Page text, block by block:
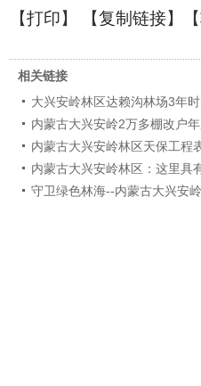
【打印】 【复制链接】【
相关链接
大兴安岭林区达赖沟林场3年
内蒙古大兴安岭2万多棚改户
内蒙古大兴安岭林区天保工程
内蒙古大兴安岭林区：这里具
守卫绿色林海--内蒙古大兴安